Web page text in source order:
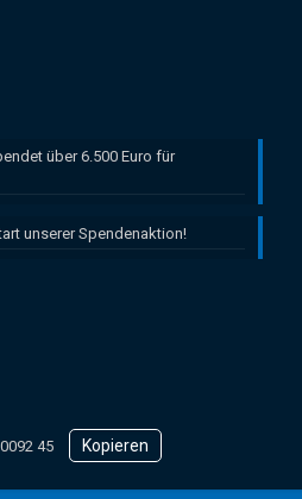
über 6.500 Euro für
unserer Spendenaktion!
45
Kopieren